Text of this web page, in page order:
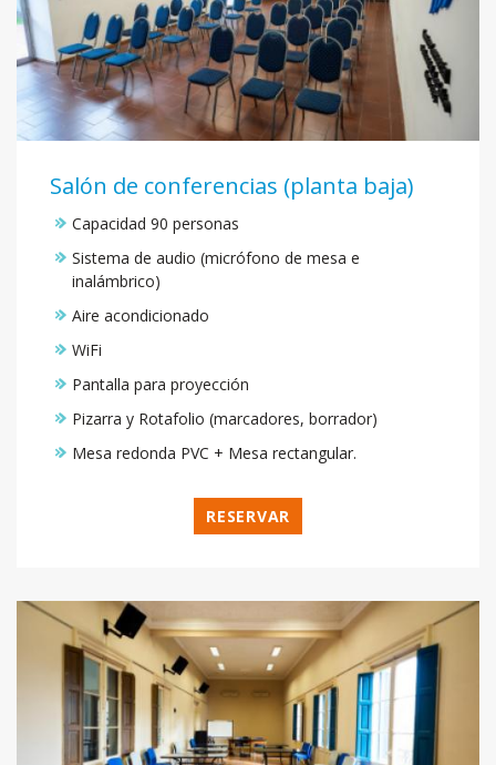
Salón de conferencias (planta baja)
Capacidad 90 personas
Sistema de audio (micrófono de mesa e
inalámbrico)
Aire acondicionado
WiFi
Pantalla para proyección
Pizarra y Rotafolio (marcadores, borrador)
Mesa redonda PVC + Mesa rectangular.
RESERVAR